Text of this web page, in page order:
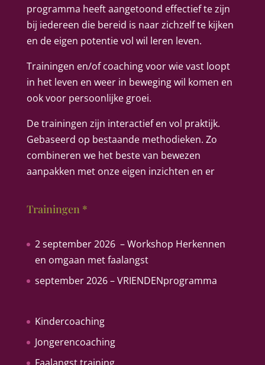
programma heeft aangetoond effectief te zijn
bij iedereen die bereid is naar zichzelf te kijken
en de eigen potentie vol wil leren leven.
Trainingen en/of coaching voor wie vast loopt
in het leven en weer in beweging wil komen en
ook voor persoonlijke groei.
De trainingen zijn interactief en vol praktijk.
Gebaseerd op bestaande methodieken. Zo
combineren we het beste van bewezen
aanpakken met onze eigen inzichten en er
Trainingen *
2 september 2026 –Workshop Herkennen
en omgaan met faalangst
september 2026 –VRIENDENprogramma
Kindercoaching
Jongerencoaching